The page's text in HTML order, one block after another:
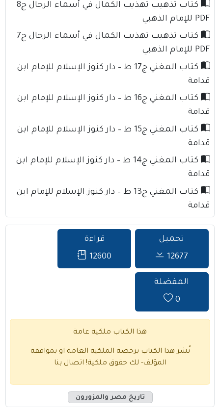
كتاب تذهيب تهذيب الكمال في أسماء الرجال ج8
PDF للإمام الذهبي
كتاب تذهيب تهذيب الكمال في أسماء الرجال ج7
PDF للإمام الذهبي
كتاب المغني ج17 ط – دار كنوز الإسلام للإمام ابن
قدامة
كتاب المغني ج16 ط – دار كنوز الإسلام للإمام ابن
قدامة
كتاب المغني ج15 ط – دار كنوز الإسلام للإمام ابن
قدامة
كتاب المغني ج14 ط – دار كنوز الإسلام للإمام ابن
قدامة
كتاب المغني ج13 ط – دار كنوز الإسلام للإمام ابن
قدامة
تحميل
12677
قراءة
12600
المفضلة
0
هذا الكتاب ملكية عامة
نُشر هذا الكتاب برخصة الملكية العامة او بموافقة
المؤلف- لك حقوق ملكية! اتصال بنا
تاريخ مصر والمزورون